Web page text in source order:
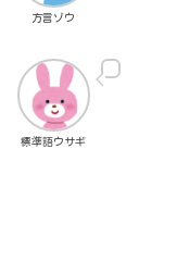
方言ゾウ
標準語ウサギ